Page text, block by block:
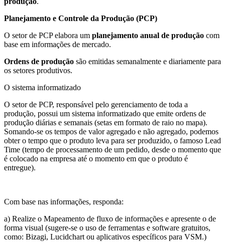
Planejamento e Controle da Produção (PCP)
O setor de PCP elabora um planejamento anual de produção com
base em informações de mercado.
Ordens de produção são emitidas semanalmente e diariamente para
os setores produtivos.
O sistema informatizado
O setor de PCP, responsável pelo gerenciamento de toda a
produção, possui um sistema informatizado que emite ordens de
produção diárias e semanais (setas em formato de raio no mapa).
Somando-se os tempos de valor agregado e não agregado, podemos
obter o tempo que o produto leva para ser produzido, o famoso Lead
Time (tempo de processamento de um pedido, desde o momento que
é colocado na empresa até o momento em que o produto é
entregue).
Com base nas informações, responda:
a) Realize o Mapeamento de fluxo de informações e apresente o de
forma visual (sugere-se o uso de ferramentas e software gratuitos,
como: Bizagi, Lucidchart ou aplicativos específicos para VSM.)